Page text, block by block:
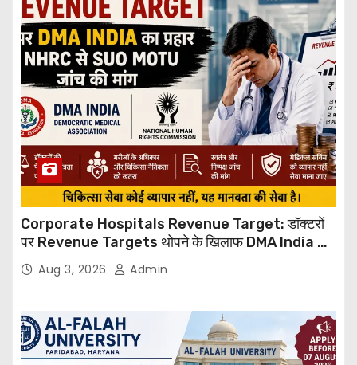
Corporate Hospitals Revenue Target: डॉक्टरों
पर Revenue Targets थोपने के खिलाफ DMA India का
बड़ा कदम, NHRC से Suo Motu जांच की मांग
Aug 3, 2026 Admin